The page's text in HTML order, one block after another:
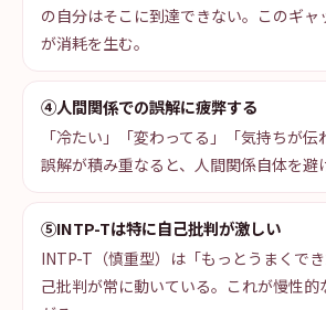
の自分はそこに到達できない。このギャ
が消耗を生む。
④人間関係での誤解に疲弊する
「冷たい」「変わってる」「気持ちが伝
誤解が積み重なると、人間関係自体を避
⑤INTP-Tは特に自己批判が激しい
INTP-T（慎重型）は「もっとうまくで
己批判が常に動いている。これが慢性